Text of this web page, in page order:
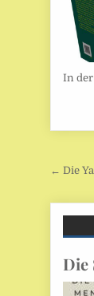
In
← Die
Die